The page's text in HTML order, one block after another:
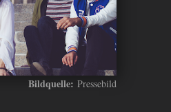
Bildquelle: Pressebild